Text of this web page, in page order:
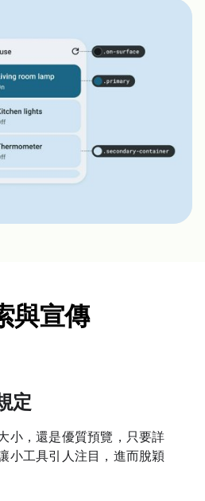
與宣傳
定
小，還是優質預覽，只要詳
小工具引人注目，進而脫穎